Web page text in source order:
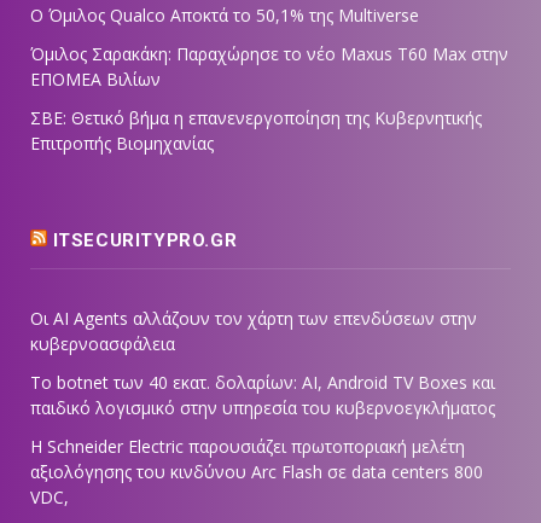
Ο Όμιλος Qualco Αποκτά το 50,1% της Multiverse
Όμιλος Σαρακάκη: Παραχώρησε το νέο Maxus T60 Max στην
ΕΠΟΜΕΑ Βιλίων
ΣΒΕ: Θετικό βήμα η επανενεργοποίηση της Κυβερνητικής
Επιτροπής Βιομηχανίας
ITSECURITYPRO.GR
Οι AI Agents αλλάζουν τον χάρτη των επενδύσεων στην
κυβερνοασφάλεια
Το botnet των 40 εκατ. δολαρίων: AI, Android TV Boxes και
παιδικό λογισμικό στην υπηρεσία του κυβερνοεγκλήματος
Η Schneider Electric παρουσιάζει πρωτοποριακή μελέτη
αξιολόγησης του κινδύνου Arc Flash σε data centers 800
VDC,